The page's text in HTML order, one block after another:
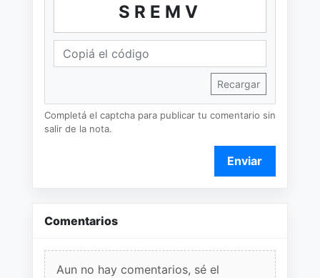
SREMV
Recargar
Completá el captcha para publicar tu comentario sin
salir de la nota.
Enviar
Comentarios
Aun no hay comentarios, sé el